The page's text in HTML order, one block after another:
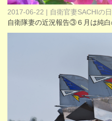
2017-06-22 | 自衛官妻SACHIの
自衛隊妻の近況報告③６月は純